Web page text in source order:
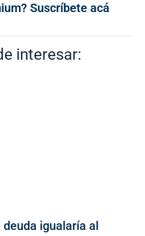
Suscríbete acá
interesar:
igualaría al